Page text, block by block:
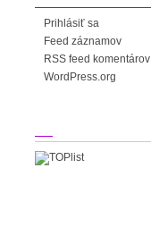
Prihlásiť sa
Feed záznamov
RSS feed komentárov
WordPress.org